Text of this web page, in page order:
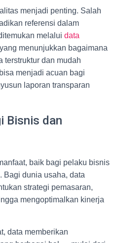
menjadi penting. Salah
referensi dalam
melalui data
menunjukkan bagaimana
terstruktur dan mudah
menjadi acuan bagi
laporan transparan
Bisnis dan
baik bagi pelaku bisnis
Bagi dunia usaha, data
strategi pemasaran,
mengoptimalkan kinerja
data memberikan